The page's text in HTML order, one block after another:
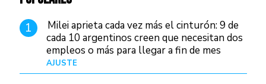
1
Milei aprieta cada vez más el cinturón: 9 de
cada 10 argentinos creen que necesitan dos
empleos o más para llegar a fin de mes
AJUSTE